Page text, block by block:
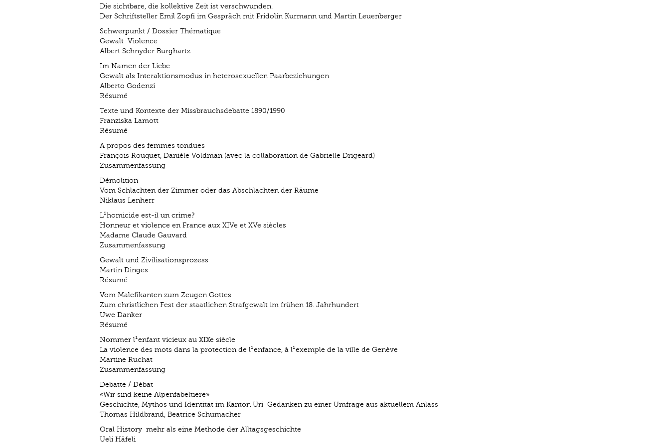
Die sichtbare, die kollektive Zeit ist verschwunden.
Der Schriftsteller Emil Zopfi im Gespräch mit Fridolin Kurmann und Martin Leuenberger
Schwerpunkt / Dossier Thématique
Gewalt ­ Violence
Albert Schnyder Burghartz
Im Namen der Liebe
Gewalt als Interaktionsmodus in heterosexuellen Paarbeziehungen
Alberto Godenzi
Résumé
Texte und Kontexte der Missbrauchsdebatte 1890/1990
Franziska Lamott
Résumé
A propos des femmes tondues
François Rouquet, Danièle Voldman (avec la collaboration de Gabrielle Drigeard)
Zusammenfassung
Démolition
Vom Schlachten der Zimmer oder das Abschlachten der Räume
Niklaus Lenherr
L¹homicide est-il un crime?
Honneur et violence en France aux XIVe et XVe siècles
Madame Claude Gauvard
Zusammenfassung
Gewalt und Zivilisationsprozess
Martin Dinges
Résumé
Vom Malefikanten zum Zeugen Gottes
Zum christlichen Fest der staatlichen Strafgewalt im frühen 18. Jahrhundert
Uwe Danker
Résumé
Nommer l¹enfant vicieux au XIXe siècle
La violence des mots dans la protection de l¹enfance, à l¹exemple de la ville de Genève
Martine Ruchat
Zusammenfassung
Debatte / Débat
«Wir sind keine Alpenfabeltiere»
Geschichte, Mythos und Identität im Kanton Uri ­ Gedanken zu einer Umfrage aus aktuellem Anlass
Thomas Hildbrand, Beatrice Schumacher
Oral History ­ mehr als eine Methode der Alltagsgeschichte
Ueli Häfeli